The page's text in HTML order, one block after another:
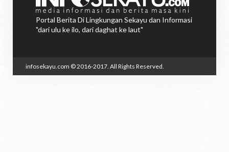
Portal Berita Di Lingkungan Sekayu dan Informasi
"dari ulu ke ilo, dari daghat ke laut"
infosekayu.com © 2016-2017. All Rights Reserved.